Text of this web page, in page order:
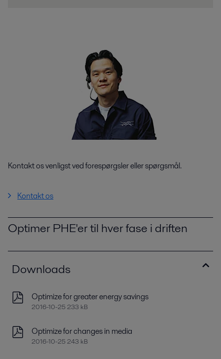
Kontakt os venligst ved forespørgsler eller spørgsmål.
Kontakt os
Optimer PHE'er til hver fase i driften
Downloads
Optimize for greater energy savings
2016-10-25 233 kB
Optimize for changes in media
2016-10-25 243 kB